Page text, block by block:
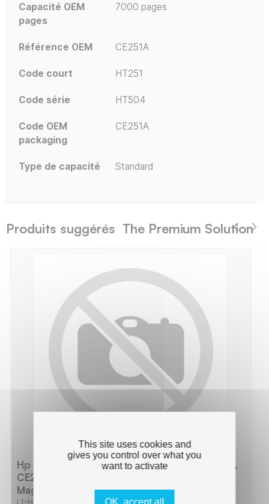
Capacité OEM
pages
7000 pages
Référence OEM CE251A
Code court HT251
Code série HT504
Code OEM
packaging
CE251A
Type de capacité Standard
Produits suggérés The Premium Solution
Hp 504 - Pack x 4 Toner équivalent à CE250X,
CE251A, CE252A, CE253A - Black Cyan
Magenta Yellow
L1-HT25_BCMY
This site uses cookies and
gives you control over what you
want to activate
OK, accept all